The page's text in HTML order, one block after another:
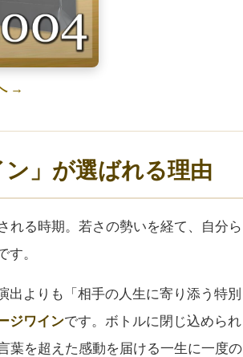
→
」が選ばれる理由
れる時期。若さの勢いを経て、自分ら
。
出よりも「相手の人生に寄り添う特別
ジワインです。ボトルに閉じ込められ
葉を超えた感動を届ける一生に一度の